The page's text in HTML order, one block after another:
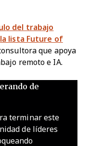
del trabajo
la lista Future of
que apoya
remoto e IA.
de
terminar este
de líderes